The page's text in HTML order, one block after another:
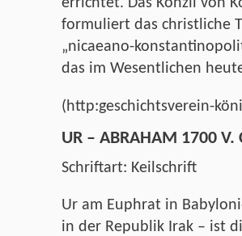
errichtet. Das Konzil von
formuliert das christliche
„nicaeano-
das im Wesentlichen
(http:geschichtsverein-
UR – ABRAHAM 1700 V.
Schriftart: Keilschrift
Ur am Euphrat in
in der Republik Irak – ist